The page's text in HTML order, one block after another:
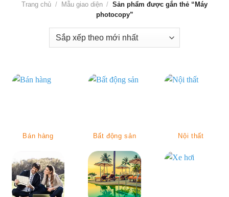
Trang chủ / Mẫu giao diện / Sản phẩm được gắn thẻ “Máy
photocopy”
Bán hàng Bất động sản Nội thất